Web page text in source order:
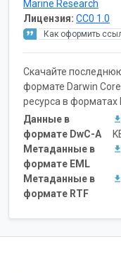
Marine Research
Лицензия: CC0 1.0
Как оформить
Скачайте
формате Darwin
ресурса в форматах
Данные в
формате DwC-A
Метаданные в
формате EML
Метаданные в
формате RTF